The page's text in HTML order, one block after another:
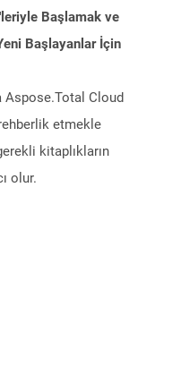
Başlamak ve
Başlayanlar İçin
Aspose.Total Cloud
etmekle
kitaplıkların
olur.